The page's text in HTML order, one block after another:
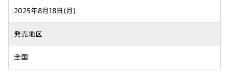
2025年8月18日(月)
発売地区
全国